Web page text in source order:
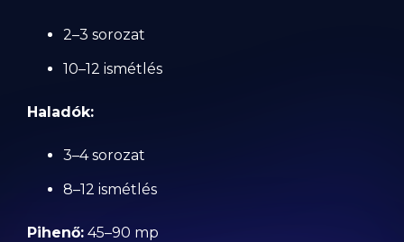
2–3 sorozat
10–12 ismétlés
Haladók:
3–4 sorozat
8–12 ismétlés
Pihenő: 45–90 mp